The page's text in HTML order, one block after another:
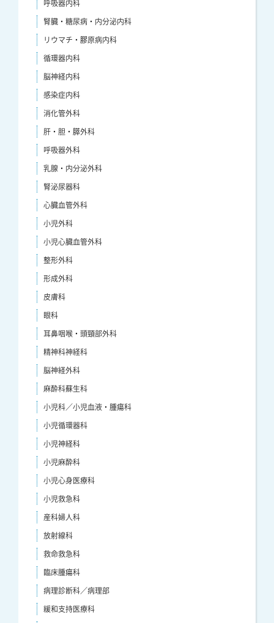
呼吸器内科
腎臓・糖尿病・内分泌内科
リウマチ・膠原病内科
循環器内科
脳神経内科
感染症内科
消化管外科
肝・胆・膵外科
呼吸器外科
乳腺・内分泌外科
腎泌尿器科
心臓血管外科
小児外科
小児心臓血管外科
整形外科
形成外科
皮膚科
眼科
耳鼻咽喉・頭頸部外科
精神科神経科
脳神経外科
麻酔科蘇生科
小児科／小児血液・腫瘍科
小児循環器科
小児神経科
小児麻酔科
小児心身医療科
小児救急科
産科婦人科
放射線科
救命救急科
臨床腫瘍科
病理診断科／病理部
緩和支持医療科